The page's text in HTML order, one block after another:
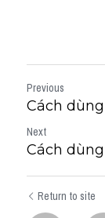
Previous
Cách
Next
Cách
Return to site